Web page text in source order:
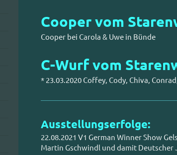
Cooper vom
Cooper bei Carola & Uwe in Bünde
C-Wurf vom
* 23.03.2020 Coffey, Cody, Chiva,
Ausstellungserfolge:
22.08.2021 V1 German Winner Show
Martin Gschwindl und damit Deutscher